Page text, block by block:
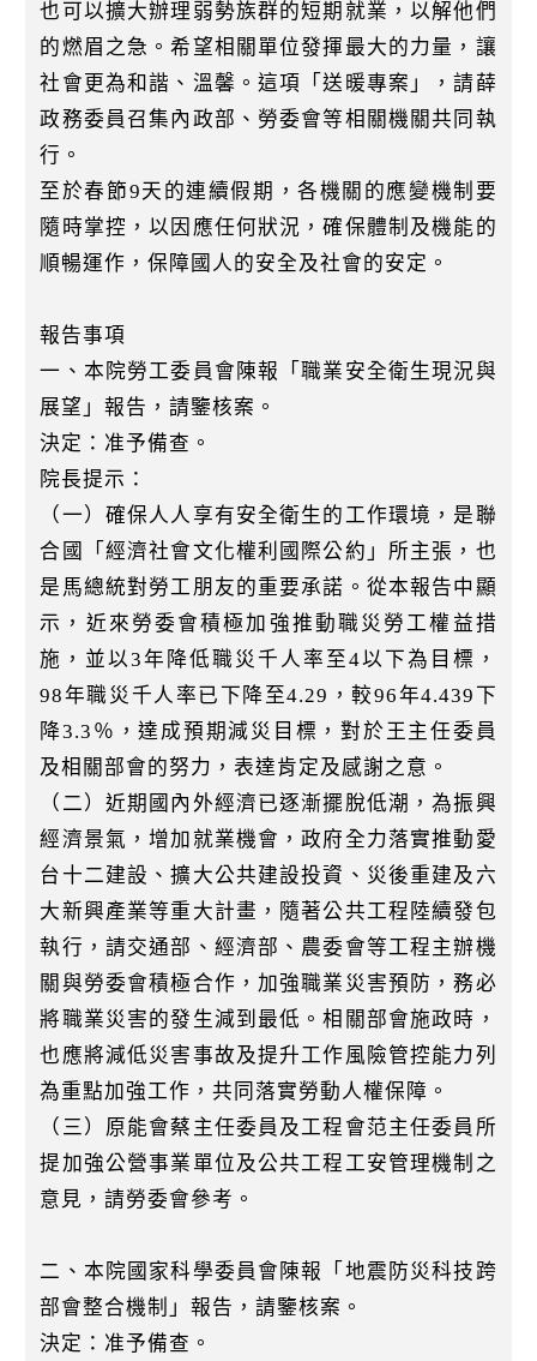
也可以擴大辦理弱勢族群的短期就業，以解他們
的燃眉之急。希望相關單位發揮最大的力量，讓
社會更為和諧、溫馨。這項「送暖專案」，請薛
政務委員召集內政部、勞委會等相關機關共同執
行。
至於春節9天的連續假期，各機關的應變機制要
隨時掌控，以因應任何狀況，確保體制及機能的
順暢運作，保障國人的安全及社會的安定。
報告事項
一、本院勞工委員會陳報「職業安全衛生現況與
展望」報告，請鑒核案。
決定：准予備查。
院長提示：
（一）確保人人享有安全衛生的工作環境，是聯
合國「經濟社會文化權利國際公約」所主張，也
是馬總統對勞工朋友的重要承諾。從本報告中顯
示，近來勞委會積極加強推動職災勞工權益措
施，並以3年降低職災千人率至4以下為目標，
98年職災千人率已下降至4.29，較96年4.439下
降3.3％，達成預期減災目標，對於王主任委員
及相關部會的努力，表達肯定及感謝之意。
（二）近期國內外經濟已逐漸擺脫低潮，為振興
經濟景氣，增加就業機會，政府全力落實推動愛
台十二建設、擴大公共建設投資、災後重建及六
大新興產業等重大計畫，隨著公共工程陸續發包
執行，請交通部、經濟部、農委會等工程主辦機
關與勞委會積極合作，加強職業災害預防，務必
將職業災害的發生減到最低。相關部會施政時，
也應將減低災害事故及提升工作風險管控能力列
為重點加強工作，共同落實勞動人權保障。
（三）原能會蔡主任委員及工程會范主任委員所
提加強公營事業單位及公共工程工安管理機制之
意見，請勞委會參考。
二、本院國家科學委員會陳報「地震防災科技跨
部會整合機制」報告，請鑒核案。
決定：准予備查。